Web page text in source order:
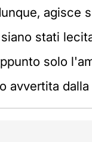
agisce
stati
solo